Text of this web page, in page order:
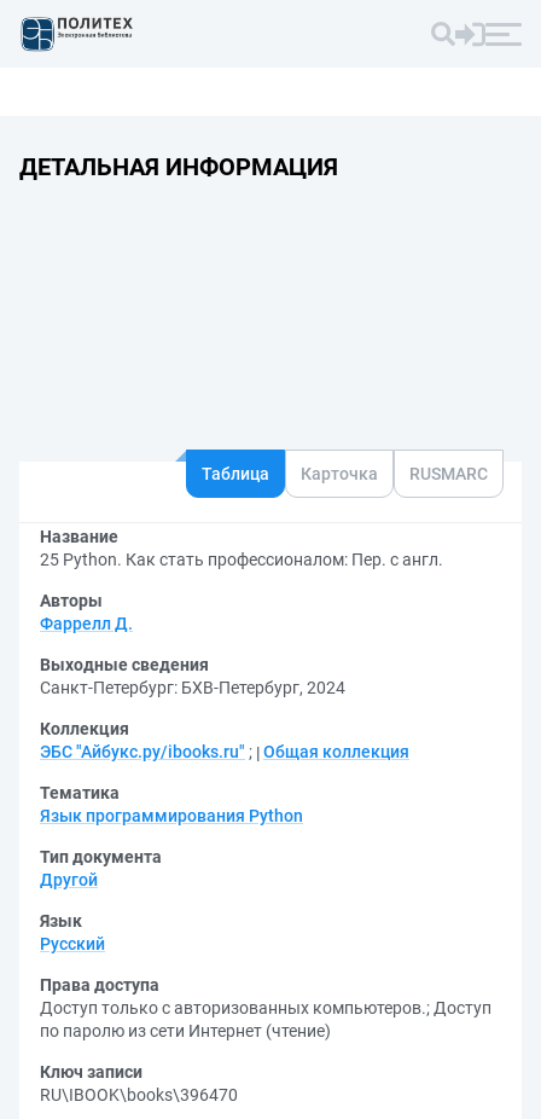
ДЕТАЛЬНАЯ ИНФОРМАЦИЯ
Таблица Карточка RUSMARC
Название
25 Python. Как стать профессионалом: Пер. с англ.
Авторы
Фаррелл Д.
Выходные сведения
Санкт-Петербург: БХВ-Петербург, 2024
Коллекция
ЭБС "Айбукс.ру/ibooks.ru" ; Общая коллекция
Тематика
Язык программирования Python
Тип документа
Другой
Язык
Русский
Права доступа
Доступ только с авторизованных компьютеров.; Доступ
по паролю из сети Интернет (чтение)
Ключ записи
RU\IBOOK\books\396470